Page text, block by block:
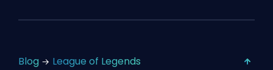
Blog League of Legends